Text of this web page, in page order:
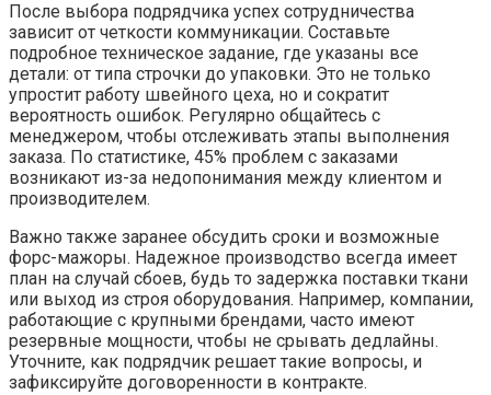
После выбора подрядчика успех сотрудничества
зависит от четкости коммуникации. Составьте
подробное техническое задание, где указаны все
детали: от типа строчки до упаковки. Это не только
упростит работу швейного цеха, но и сократит
вероятность ошибок. Регулярно общайтесь с
менеджером, чтобы отслеживать этапы выполнения
заказа. По статистике, 45% проблем с заказами
возникают из-за недопонимания между клиентом и
производителем.
Важно также заранее обсудить сроки и возможные
форс-мажоры. Надежное производство всегда имеет
план на случай сбоев, будь то задержка поставки ткани
или выход из строя оборудования. Например, компании,
работающие с крупными брендами, часто имеют
резервные мощности, чтобы не срывать дедлайны.
Уточните, как подрядчик решает такие вопросы, и
зафиксируйте договоренности в контракте.